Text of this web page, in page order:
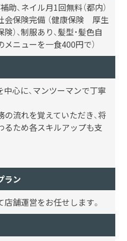
助、ネイル月1回無料（都内）
会保険完備 （健康保険 厚生
、制服あり、髪型・髪色自
メニューを一食400円で）
心に、マンツーマンで丁寧
流れを覚えていただき、将
るため各スキルアップも支
ラン
舗運営をお任せします。